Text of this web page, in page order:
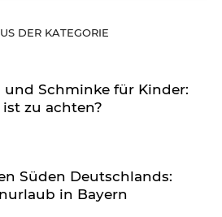
DER KATEGORIE
und Schminke für Kinder:
ist zu achten?
Süden Deutschlands:
in Bayern